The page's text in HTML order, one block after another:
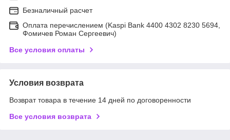
Безналичный расчет
Оплата перечислением (Kaspi Bank 4400 4302 8230 5694,
Фомичев Роман Сергеевич)
Все условия оплаты
Условия возврата
Возврат товара в течение 14 дней по договоренности
Все условия возврата